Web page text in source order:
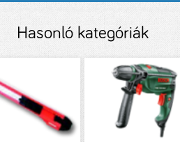
Hasonló kategóriák